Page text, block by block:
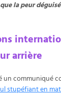
que la peur
arrière
un communiqué
stupéfiant en